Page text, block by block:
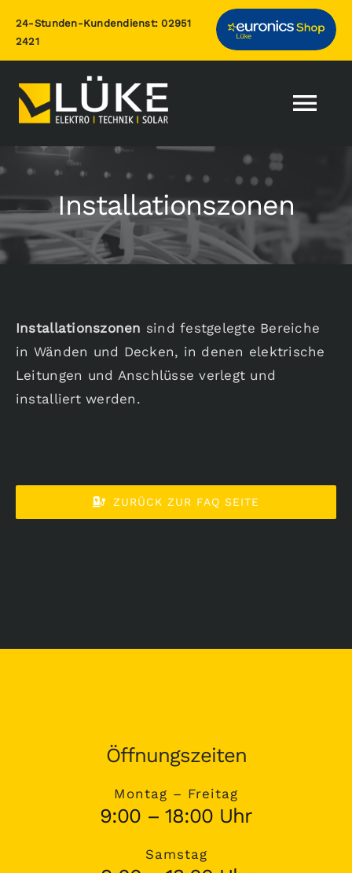
Inhalt
springen
24-Stunden-Kundendienst:02951
2421
Home
Leistungen
Über uns
Karriere
Installationszonen
Installationszonen sind festgelegte Bereiche
in Wänden und Decken, in denen elektrische
Leitungen und Anschlüsse verlegt und
installiert werden.
ZURÜCK ZUR FAQ SEITE
Öffnungszeiten
Montag – Freitag
9:00 – 18:00 Uhr
Samstag